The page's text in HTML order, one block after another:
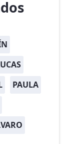
PAULA